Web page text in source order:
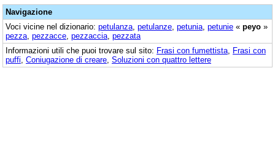
Navigazione
Voci vicine nel dizionario: petulanza petulanze petunia petunie « peyo »
pezza pezzacce pezzaccia pezzata
Informazioni utili che puoi trovare sul sito: Frasi con fumettista Frasi con
puffi Coniugazione di creare Soluzioni con quattro lettere